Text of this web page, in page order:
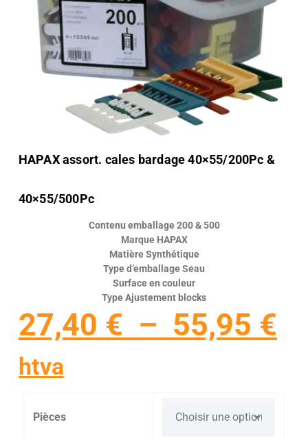
HAPAX assort. cales bardage 40×55/200Pc &
40×55/500Pc
Contenu emballage 200 & 500
Marque HAPAX
Matière Synthétique
Type d’emballage Seau
Surface en couleur
Type Ajustement blocks
27,40 € – 55,95 €
htva
Pièces